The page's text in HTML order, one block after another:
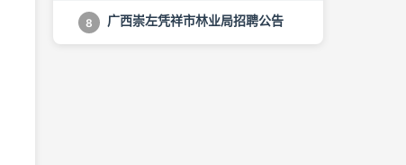
8 广西崇左凭祥市林业局招聘公告